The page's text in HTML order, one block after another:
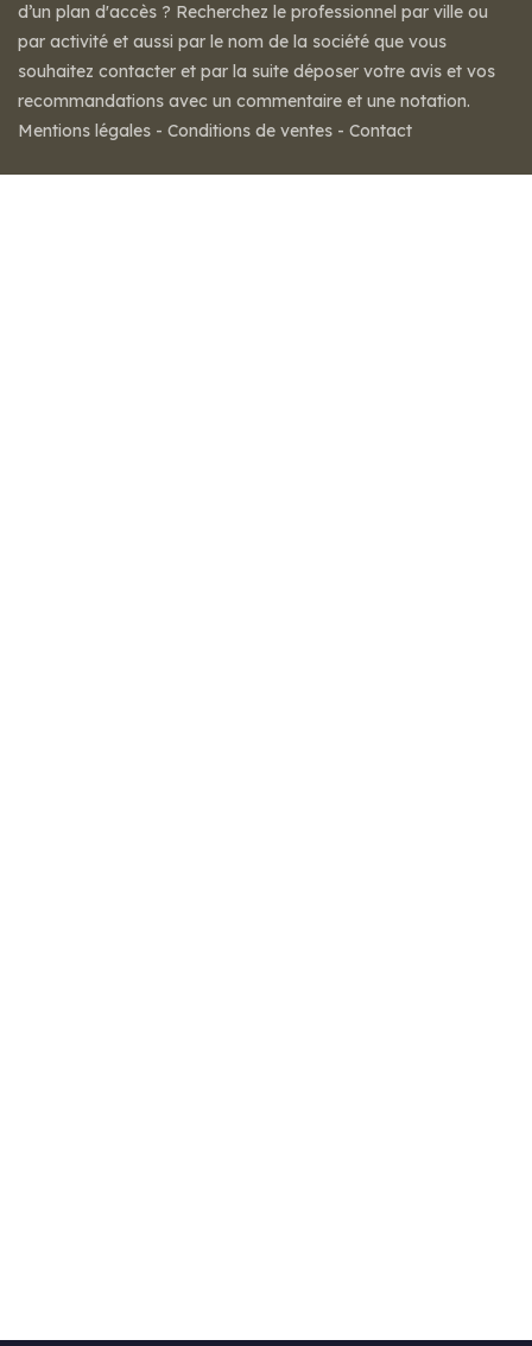
d’un plan d'accès ? Recherchez le professionnel par ville ou
par activité et aussi par le nom de la société que vous
souhaitez contacter et par la suite déposer votre avis et vos
recommandations avec un commentaire et une notation.
Mentions légales - Conditions de ventes - Contact